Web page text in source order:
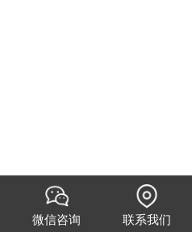
微信咨询 联系我们